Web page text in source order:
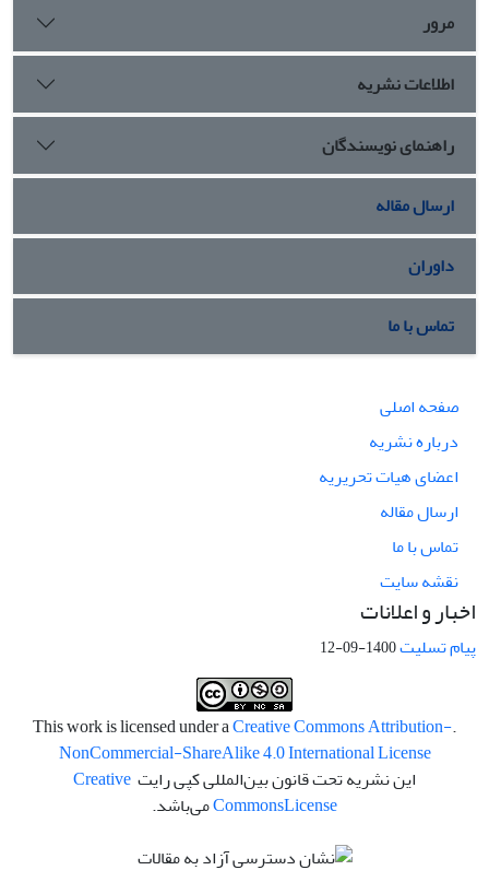
مرور
اطلاعات نشریه
راهنمای نویسندگان
ارسال مقاله
داوران
تماس با ما
صفحه اصلی
درباره نشریه
اعضای هیات تحریریه
ارسال مقاله
تماس با ما
نقشه سایت
اخبار و اعلانات
پیام تسلیت1400-09-12
.This work is licensed under a
Creative Commons Attribution-
NonCommercial-ShareAlike 4.0 International License
این نشریه تحت قانون بین‌المللی کپی رایت Creative
CommonsLicense می‌باشد.